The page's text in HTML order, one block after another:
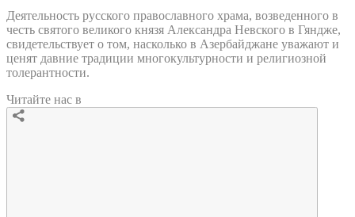
Деятельность русского православного храма, возведенного в
честь святого великого князя Александра Невского в Гяндже,
свидетельствует о том, насколько в Азербайджане уважают и
ценят давние традиции многокультурности и религиозной
толерантности.
Читайте нас в